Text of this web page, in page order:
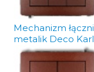
Mechanizm
metalik Deco